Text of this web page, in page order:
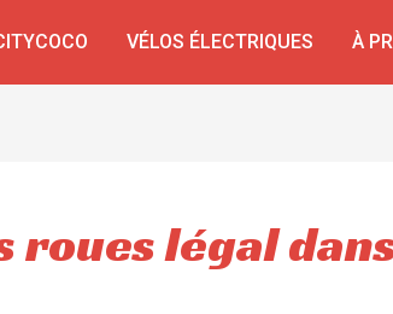
VÉLOS ÉLECTRIQUES À
légal